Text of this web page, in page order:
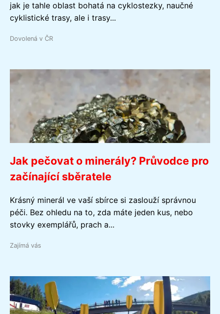
jak je tahle oblast bohatá na cyklostezky, naučné
cyklistické trasy, ale i trasy...
Dovolená v ČR
Jak pečovat o minerály? Průvodce pro
začínající sběratele
Krásný minerál ve vaší sbírce si zaslouží správnou
péči. Bez ohledu na to, zda máte jeden kus, nebo
stovky exemplářů, prach a...
Zajímá vás